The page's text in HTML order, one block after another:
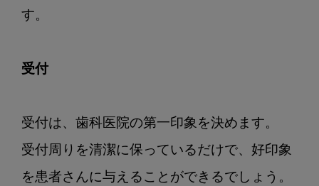
す。
受付
受付は、歯科医院の第一印象を決めます。
受付周りを清潔に保っているだけで、好印象
を患者さんに与えることができるでしょう。